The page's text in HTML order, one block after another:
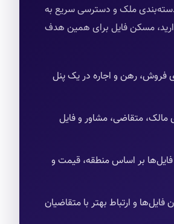
ملک و دسترسی سریع به
مسکن فایل برای همین هدف
فروش، رهن و اجاره در یک پنل
متقاضی، مشاور و فایل
بر اساس منطقه، قیمت و
و ارتباط بهتر با متقاضیان